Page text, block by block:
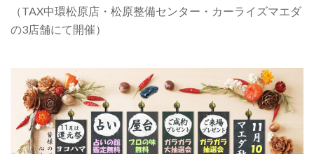
店
【く
る
ま
整
備
（TAX中環松原店・松原整備センター・カーライズマエダ
の3店舗にて開催）